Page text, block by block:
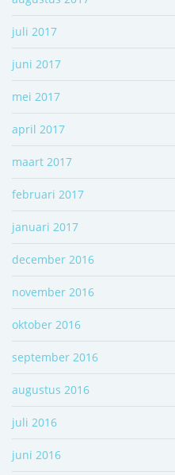
juli 2017
juni 2017
mei 2017
april 2017
maart 2017
februari 2017
januari 2017
december 2016
november 2016
oktober 2016
september 2016
augustus 2016
juli 2016
juni 2016